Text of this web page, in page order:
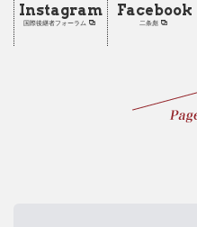
Instagram
国際後継者フォーラム
Facebook
二条彪